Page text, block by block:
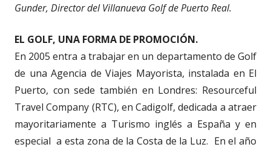
Gunder, Director del Villanueva Golf de Puerto Real.
EL GOLF, UNA FORMA DE PROMOCIÓN.
En 2005 entra a trabajar en un departamento de Golf
de una Agencia de Viajes Mayorista, instalada en El
Puerto, con sede también en Londres: Resourceful
Travel Company (RTC), en Cadigolf, dedicada a atraer
mayoritariamente a Turismo inglés a España y en
especial a esta zona de la Costa de la Luz. En el año